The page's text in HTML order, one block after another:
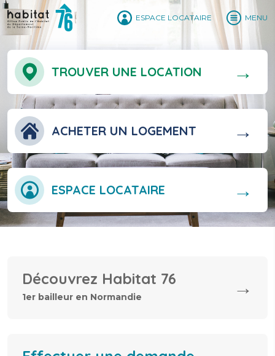
ESPACE LOCATAIRE MENU
TROUVER UNE LOCATION
ACHETER UN LOGEMENT
ESPACE LOCATAIRE
Découvrez Habitat 76
1er bailleur en Normandie →